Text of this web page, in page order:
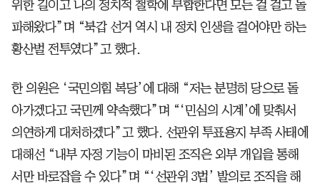
위한 길이고 나의 정치적 철학에 부합한다면 모든 걸 걸고 돌
파해왔다”며 “북갑 선거 역시 내 정치 인생을 걸어야만 하는
황산벌 전투였다”고 했다.
한 의원은 ‘국민의힘 복당’에 대해 “저는 분명히 당으로 돌
아가겠다고 국민께 약속했다”며 “‘민심의 시계’에 맞춰서
의연하게 대처하겠다”고 했다. 선관위 투표용지 부족 사태에
대해선 “내부 자정 기능이 마비된 조직은 외부 개입을 통해
서만 바로잡을 수 있다”며 “‘선관위 3법’ 발의로 조직을 해